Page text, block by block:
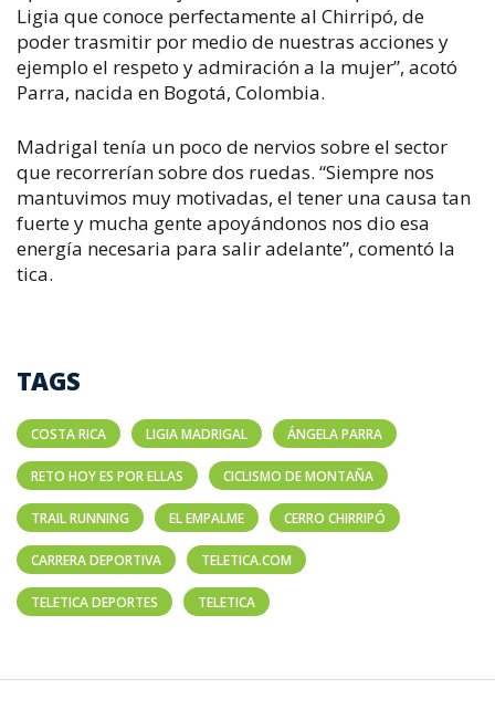
Ligia que conoce perfectamente al Chirripó, de
poder trasmitir por medio de nuestras acciones y
ejemplo el respeto y admiración a la mujer”, acotó
Parra, nacida en Bogotá, Colombia.
Madrigal tenía un poco de nervios sobre el sector
que recorrerían sobre dos ruedas. “Siempre nos
mantuvimos muy motivadas, el tener una causa tan
fuerte y mucha gente apoyándonos nos dio esa
energía necesaria para salir adelante”, comentó la
tica.
TAGS
COSTA RICA LIGIA MADRIGAL ÁNGELA PARRA
RETO HOY ES POR ELLAS CICLISMO DE MONTAÑA
TRAIL RUNNING EL EMPALME CERRO CHIRRIPÓ
CARRERA DEPORTIVA TELETICA.COM
TELETICA DEPORTES TELETICA